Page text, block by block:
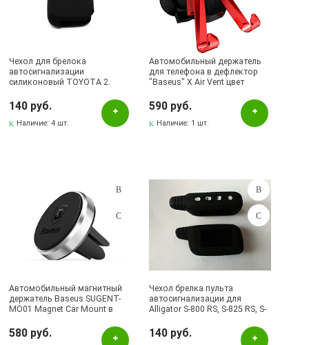
Чехол для брелока
автосигнализации
силиконовый TOYOTA 2.
140 руб.
Наличие:4 шт.
Автомобильный держатель
для телефона в дефлектор
"Baseus" X Air Vent цвет
590 руб.
Наличие: 1 шт.
Автомобильный магнитный
держатель Baseus SUGENT-
MO01 Magnet Car Mount в
черный
580 руб.
Чехол брелка пульта
автосигнализации для
Alligator S-800 RS, S-825 RS, S-
Pantera SLK.
140 руб.